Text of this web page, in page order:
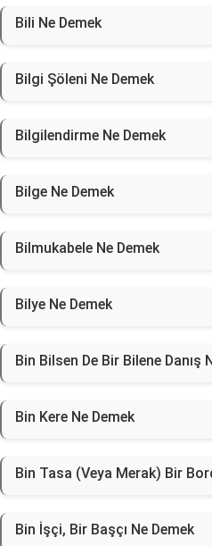
Bili Ne Demek
Bilgi Şöleni Ne Demek
Bilgilendirme Ne Demek
Bilge Ne Demek
Bilmukabele Ne Demek
Bilye Ne Demek
Bin Bilsen De Bir Bilene Danış
Bin Kere Ne Demek
Bin Tasa (Veya Merak) Bir
Bin İşçi, Bir Başçı Ne Demek